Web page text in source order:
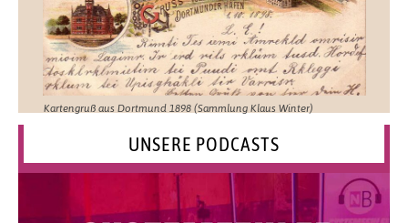
Kartengruß aus Dortmund 1898 (Sammlung Klaus Winter)
UNSERE PODCASTS